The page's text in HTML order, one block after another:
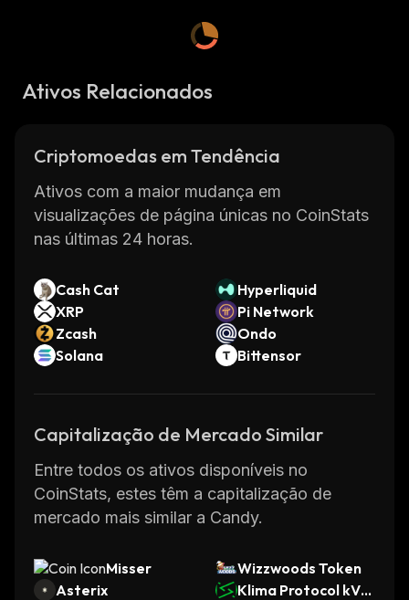
Ativos Relacionados
Criptomoedas em Tendência
Ativos com a maior mudança em
visualizações de página únicas no CoinStats
nas últimas 24 horas.
Cash Cat
Hyperliquid
XRP
Pi Network
Zcash
Ondo
Solana
Bittensor
Capitalização de Mercado Similar
Entre todos os ativos disponíveis no
CoinStats, estes têm a capitalização de
mercado mais similar a Candy.
Misser
Wizzwoods Token
Asterix
Klima Protocol kVC